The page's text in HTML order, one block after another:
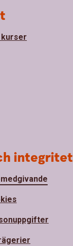
kurser
integritet